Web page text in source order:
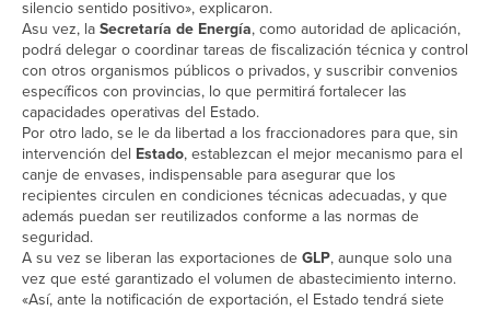
silencio sentido positivo», explicaron.
Asu vez, laSecretaría de Energía, como autoridad de aplicación,
podrá delegar o coordinar tareas de fiscalización técnica y control
con otros organismos públicos o privados, y suscribir convenios
específicos con provincias, lo que permitirá fortalecer las
capacidades operativas del Estado.
Por otro lado, se le da libertad a los fraccionadores para que, sin
intervención del Estado, establezcan el mejor mecanismo para el
canje de envases, indispensable para asegurar que los
recipientes circulen en condiciones técnicas adecuadas, y que
además puedan ser reutilizados conforme a las normas de
seguridad.
A su vez se liberan las exportaciones deGLP, aunque solo una
vez que esté garantizado el volumen de abastecimiento interno.
«Así, ante la notificación de exportación, el Estado tendrá siete